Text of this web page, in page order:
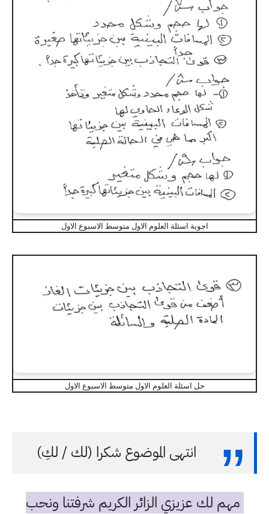
اجوبة اسئلة العلوم الاول متوسط الاسبوع الاول
حل اسئلة العلوم الاول متوسط الاسبوع الاول
انتهى الموضوع شكرا (لك / لكِ)
مهم لك عزيزي الزائر الكريم شرفتنا ونحب